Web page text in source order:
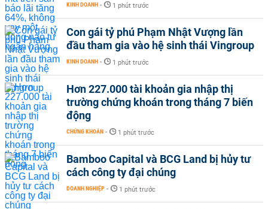
KINH DOANH - 1 phút trước
Con gái tỷ phú Phạm Nhật Vượng lần
đầu tham gia vào hệ sinh thái Vingroup
KINH DOANH - 1 phút trước
Hơn 227.000 tài khoản gia nhập thị
trường chứng khoán trong tháng 7 biến
động
CHỨNG KHOÁN - 1 phút trước
Bamboo Capital và BCG Land bị hủy tư
cách công ty đại chúng
DOANH NGHIỆP - 1 phút trước